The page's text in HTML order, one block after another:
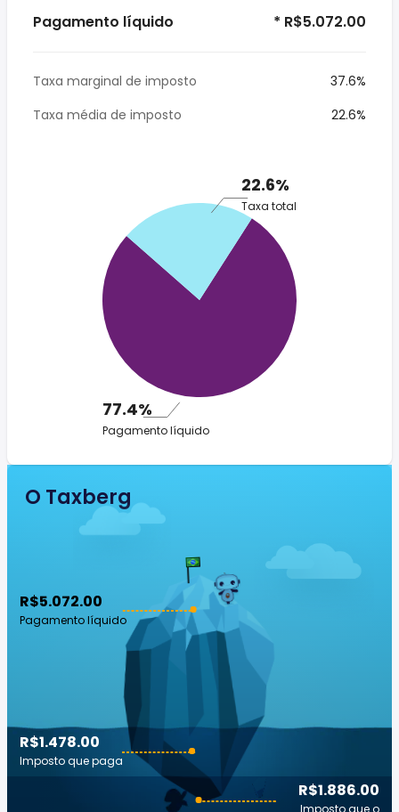
Pagamento líquido * R$5.072.00
Taxa marginal de imposto
37.6%
Taxa média de imposto
22.6%
22.6%
Taxa total
77.4%
Pagamento líquido
O Taxberg
R$5.072.00
Pagamento líquido
R$1.886.00
Imposto que o
R$1.478.00
Imposto que paga